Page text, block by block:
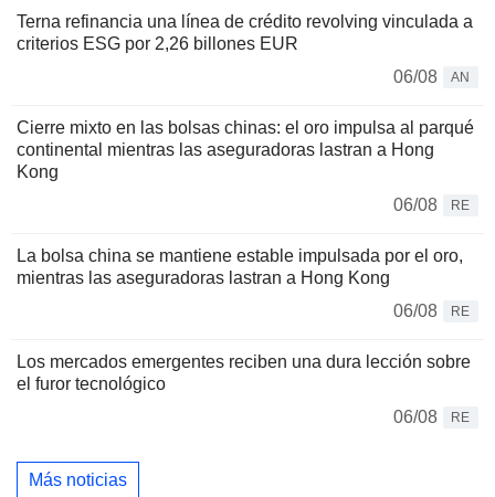
Terna refinancia una línea de crédito revolving vinculada a
criterios ESG por 2,26 billones EUR
06/08
AN
Cierre mixto en las bolsas chinas: el oro impulsa al parqué
continental mientras las aseguradoras lastran a Hong
Kong
06/08
RE
La bolsa china se mantiene estable impulsada por el oro,
mientras las aseguradoras lastran a Hong Kong
06/08
RE
Los mercados emergentes reciben una dura lección sobre
el furor tecnológico
06/08
RE
Más noticias